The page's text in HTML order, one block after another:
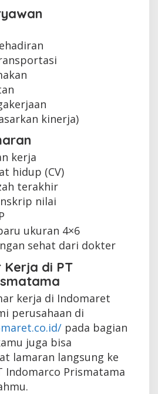
kinerja)
kerja
hidup (CV)
terakhir
nilai
ukuran 4×6
sehat dari dokter
Kerja di PT
kerja di Indomaret
perusahaan di
pada bagian
juga bisa
lamaran langsung ke
Indomarco Prismatama